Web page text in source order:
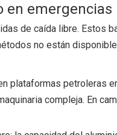
en emergencias
de caída libre. Estos
no están
plataformas petroleras
compleja. En